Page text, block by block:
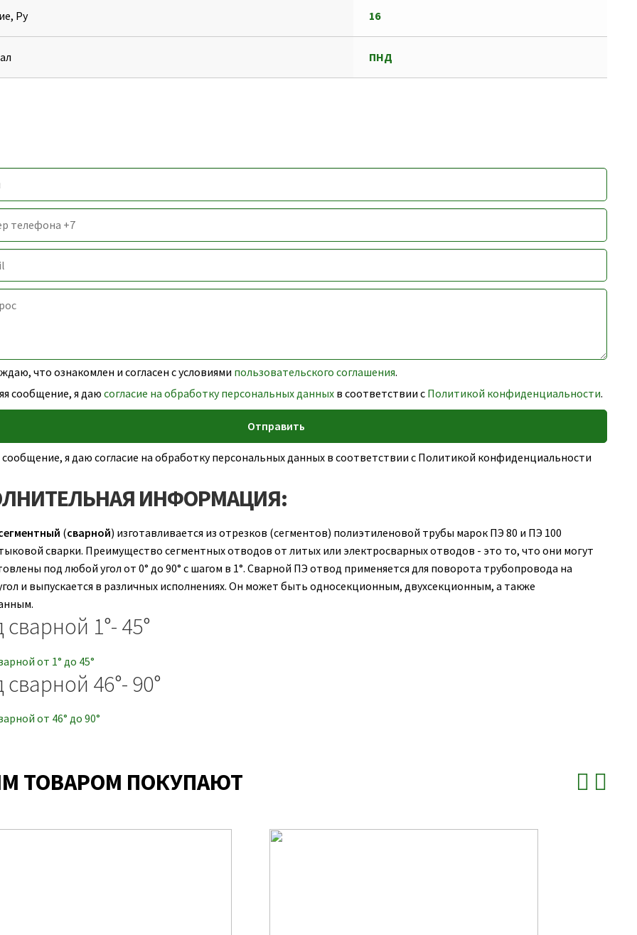
Ру 16
ПНД
что ознакомлен и согласен с условиями пользовательского соглашения.
сообщение, я даю согласие на обработку персональных данныхв соответствии с Политикой конфиденциальности.
я даю согласие на обработку персональных данных в соответствии с Политикой конфиденциальности
ИНФОРМАЦИЯ:
(сварной) изготавливается из отрезков (сегментов) полиэтиленовой трубы марок ПЭ 80 и ПЭ 100
сварки. Преимущество сегментных отводов от литых или электросварных отводов - это то, что они могут
под любой угол от 0° до 90° с шагом в 1°. Сварной ПЭ отвод применяется для поворота трубопровода на
и выпускается в различных исполнениях. Он может быть односекционным, двухсекционным, а также
1°- 45°
46°- 90°
ТОВАРОМ ПОКУПАЮТ